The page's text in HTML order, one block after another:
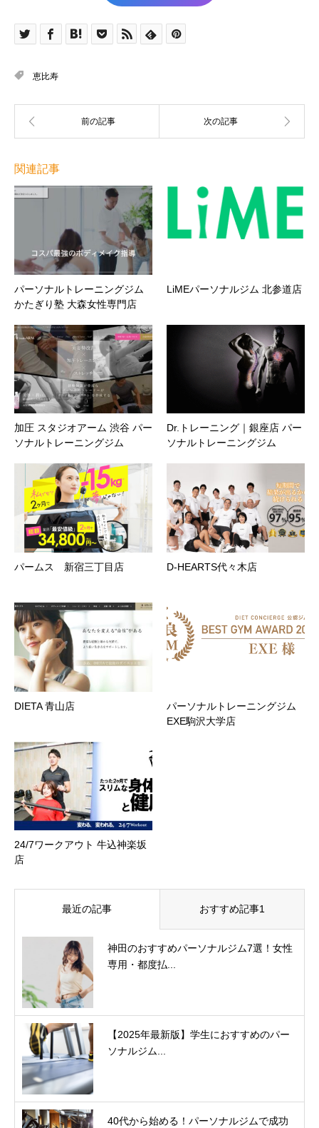
恵比寿
関連記事
パーソナルトレーニングジム
かたぎり塾 大森女性専門店
LiMEパーソナルジム 北参道店
加圧 スタジオアーム 渋谷 パー
ソナルトレーニングジム
Dr.トレーニング｜銀座店 パー
ソナルトレーニングジム
パームス 新宿三丁目店 D-HEARTS代々木店
DIETA 青山店
パーソナルトレーニングジム
EXE駒沢大学店
24/7ワークアウト 牛込神楽坂
店
最近の記事 おすすめ記事1
神田のおすすめパーソナルジム7選！女性
専用・都度払...
【2025年最新版】学生におすすめのパー
ソナルジム...
40代から始める！パーソナルジムで成功